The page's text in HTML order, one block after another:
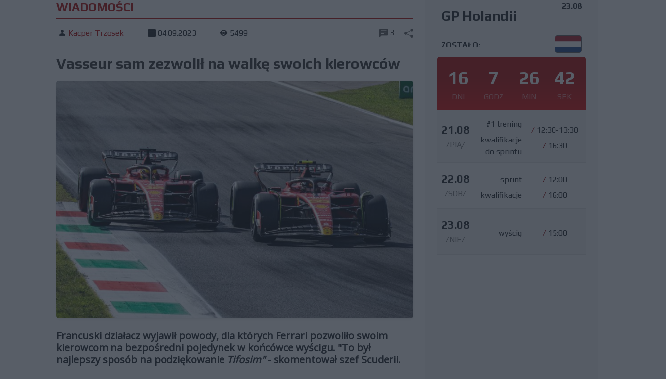
WIADOMOŚCI
Kacper Trzosek 04.09.2023 5499 3
Vasseur sam zezwolił na walkę swoich kierowców
Francuski działacz wyjawił powody, dla których Ferrari pozwoliło swoim
kierowcom na bezpośredni pojedynek w końcówce wyścigu. "To był
najlepszy sposób na podziękowanie Tifosim"- skomentował szef Scuderii.
GP Holandii
23.08
ZOSTAŁO:
16
DNI
7
GODZ
26
MIN
41
SEK
21.08
/PIĄ/
#1 trening
kwalifikacje
do sprintu
/ 12:30-13:30
/ 16:30
22.08
/SOB/
sprint
kwalifikacje
/ 12:00
/ 16:00
23.08
/NIE/
wyścig / 15:00